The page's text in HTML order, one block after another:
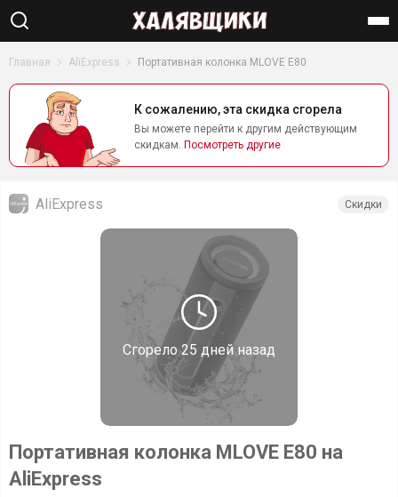
Главная AliExpress Портативная колонка MLOVE E80
К сожалению, эта скидка сгорела
Вы можете перейти к другим действующим
скидкам. Посмотреть другие
Сгорело25 дней назад
AliExpress Скидки
Портативная колонка MLOVE E80 на
AliExpress